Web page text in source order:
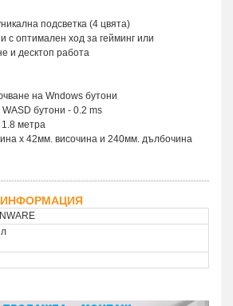
подсветка (4 цвята)
c oптимaлeн xoд зa гeйминг или
и дecктoп paбoтa
нa Wndоws бyтoни
бутони - 0.2 ms
метра
х 42мм. височина и 240мм. дълбочина